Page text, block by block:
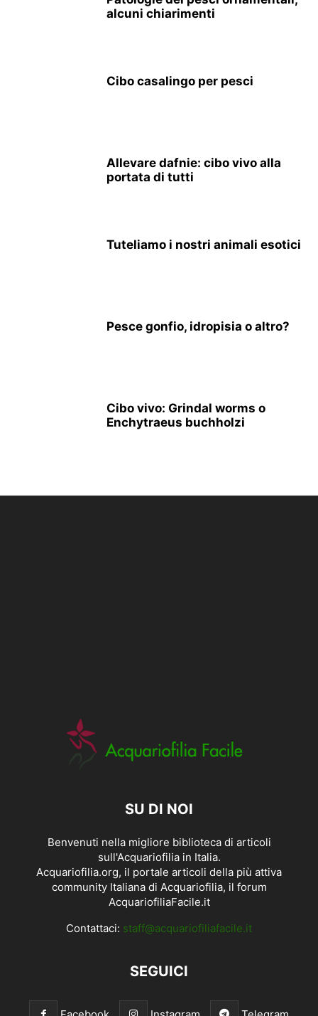
alcuni chiarimenti
Cibo casalingo per pesci
Allevare dafnie: cibo vivo alla
portata di tutti
Tuteliamo i nostri animali esotici
Pesce gonfio, idropisia o altro?
Cibo vivo: Grindal worms o
Enchytraeus buchholzi
SU DI NOI
Benvenuti nella migliore biblioteca di articoli
sull'Acquariofilia in Italia.
Acquariofilia.org, il portale articoli della più attiva
community Italiana di Acquariofilia, il forum
AcquariofiliaFacile.it
Contattaci: staff@acquariofiliafacile.it
SEGUICI